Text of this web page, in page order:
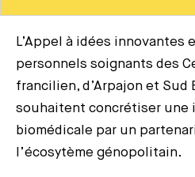
L’Appel à idées innovantes
personnels soignants des
francilien, d’Arpajon et Sud
souhaitent concrétiser une
biomédicale par un
l’écosytème génopolitain.